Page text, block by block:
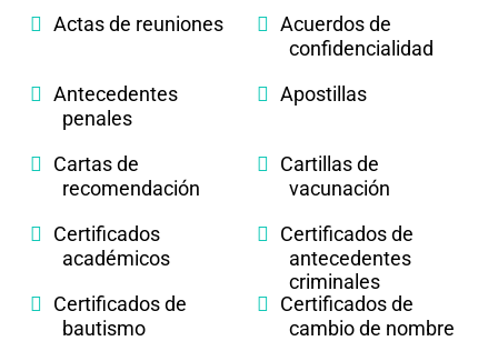
Actas de reuniones
Acuerdos de
confidencialidad
Antecedentes
penales
Apostillas
Cartas de
recomendación
Cartillas de
vacunación
Certificados
académicos
Certificados de
antecedentes
criminales
Certificados de
bautismo
Certificados de
cambio de nombre